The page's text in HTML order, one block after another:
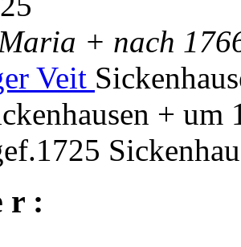
+ nach
Veit
+ um
r :